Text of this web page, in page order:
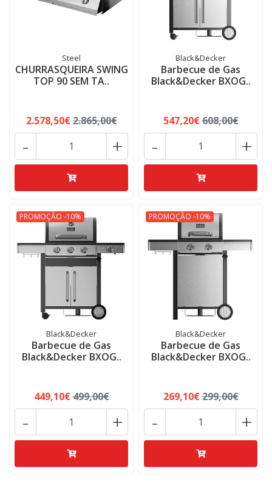
Steel
CHURRASQUEIRA SWING
TOP 90 SEM TA..
2.578,50€2.865,00€
+
-
Black&Decker
Barbecue de Gas
Black&Decker BXOG..
547,20€608,00€
+
-
PROMOÇÃO -10%
Black&Decker
Barbecue de Gas
Black&Decker BXOG..
449,10€499,00€
+
-
PROMOÇÃO -10%
Black&Decker
Barbecue de Gas
Black&Decker BXOG..
269,10€299,00€
+
-